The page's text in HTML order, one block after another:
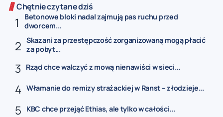
Chętnie czytane dziś
Betonowe bloki nadal zajmują pas ruchu przed
dworcem...
Skazani za przestępczość zorganizowaną mogą płacić
za pobyt...
Rząd chce walczyć z mową nienawiści w sieci...
Włamanie do remizy strażackiej w Ranst – złodzieje...
KBC chce przejąć Ethias, ale tylko w całości...